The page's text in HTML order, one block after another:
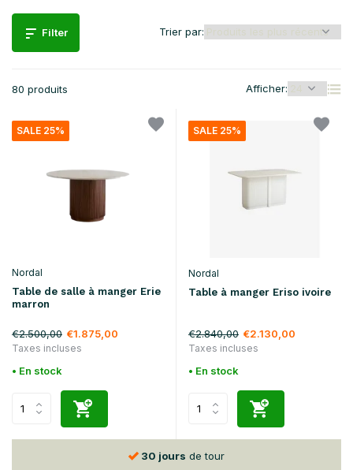
Filter
80 produits Afficher:
Trier par:
SALE 25%
Nordal
Table de salle à manger Erie
marron
€2.500,00 €1.875,00
Taxes incluses
• En stock
SALE 25%
Nordal
Table à manger Eriso ivoire
€2.840,00 €2.130,00
Taxes incluses
• En stock
30 jours de tour